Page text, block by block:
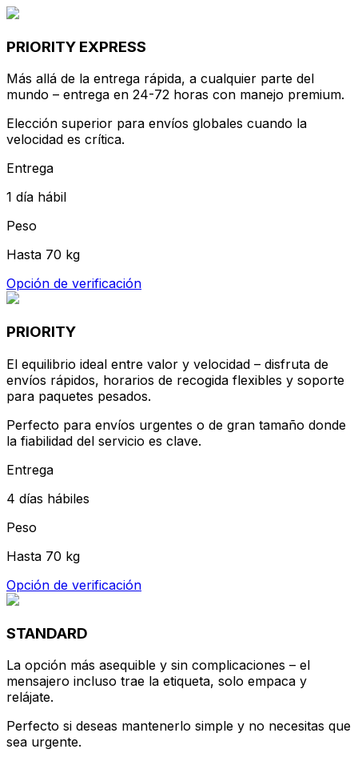
Entrega
1 día hábil
Peso
Opción de verificación
PRIORITY
El equilibrio ideal entre valor y velocidad – disfruta de
para paquetes pesados.
Perfecto para envíos urgentes o de gran tamaño donde
la fiabilidad del servicio es clave.
Entrega
4 días hábiles
Peso
Hasta 70 kg
Opción de verificación
STANDARD
La opción más asequible y sin complicaciones – el
mensajero incluso trae la etiqueta, solo empaca y
Perfecto si deseas mantenerlo simple y no necesitas que
Entrega
6-7 días hábiles
Peso
Hasta 30 kg